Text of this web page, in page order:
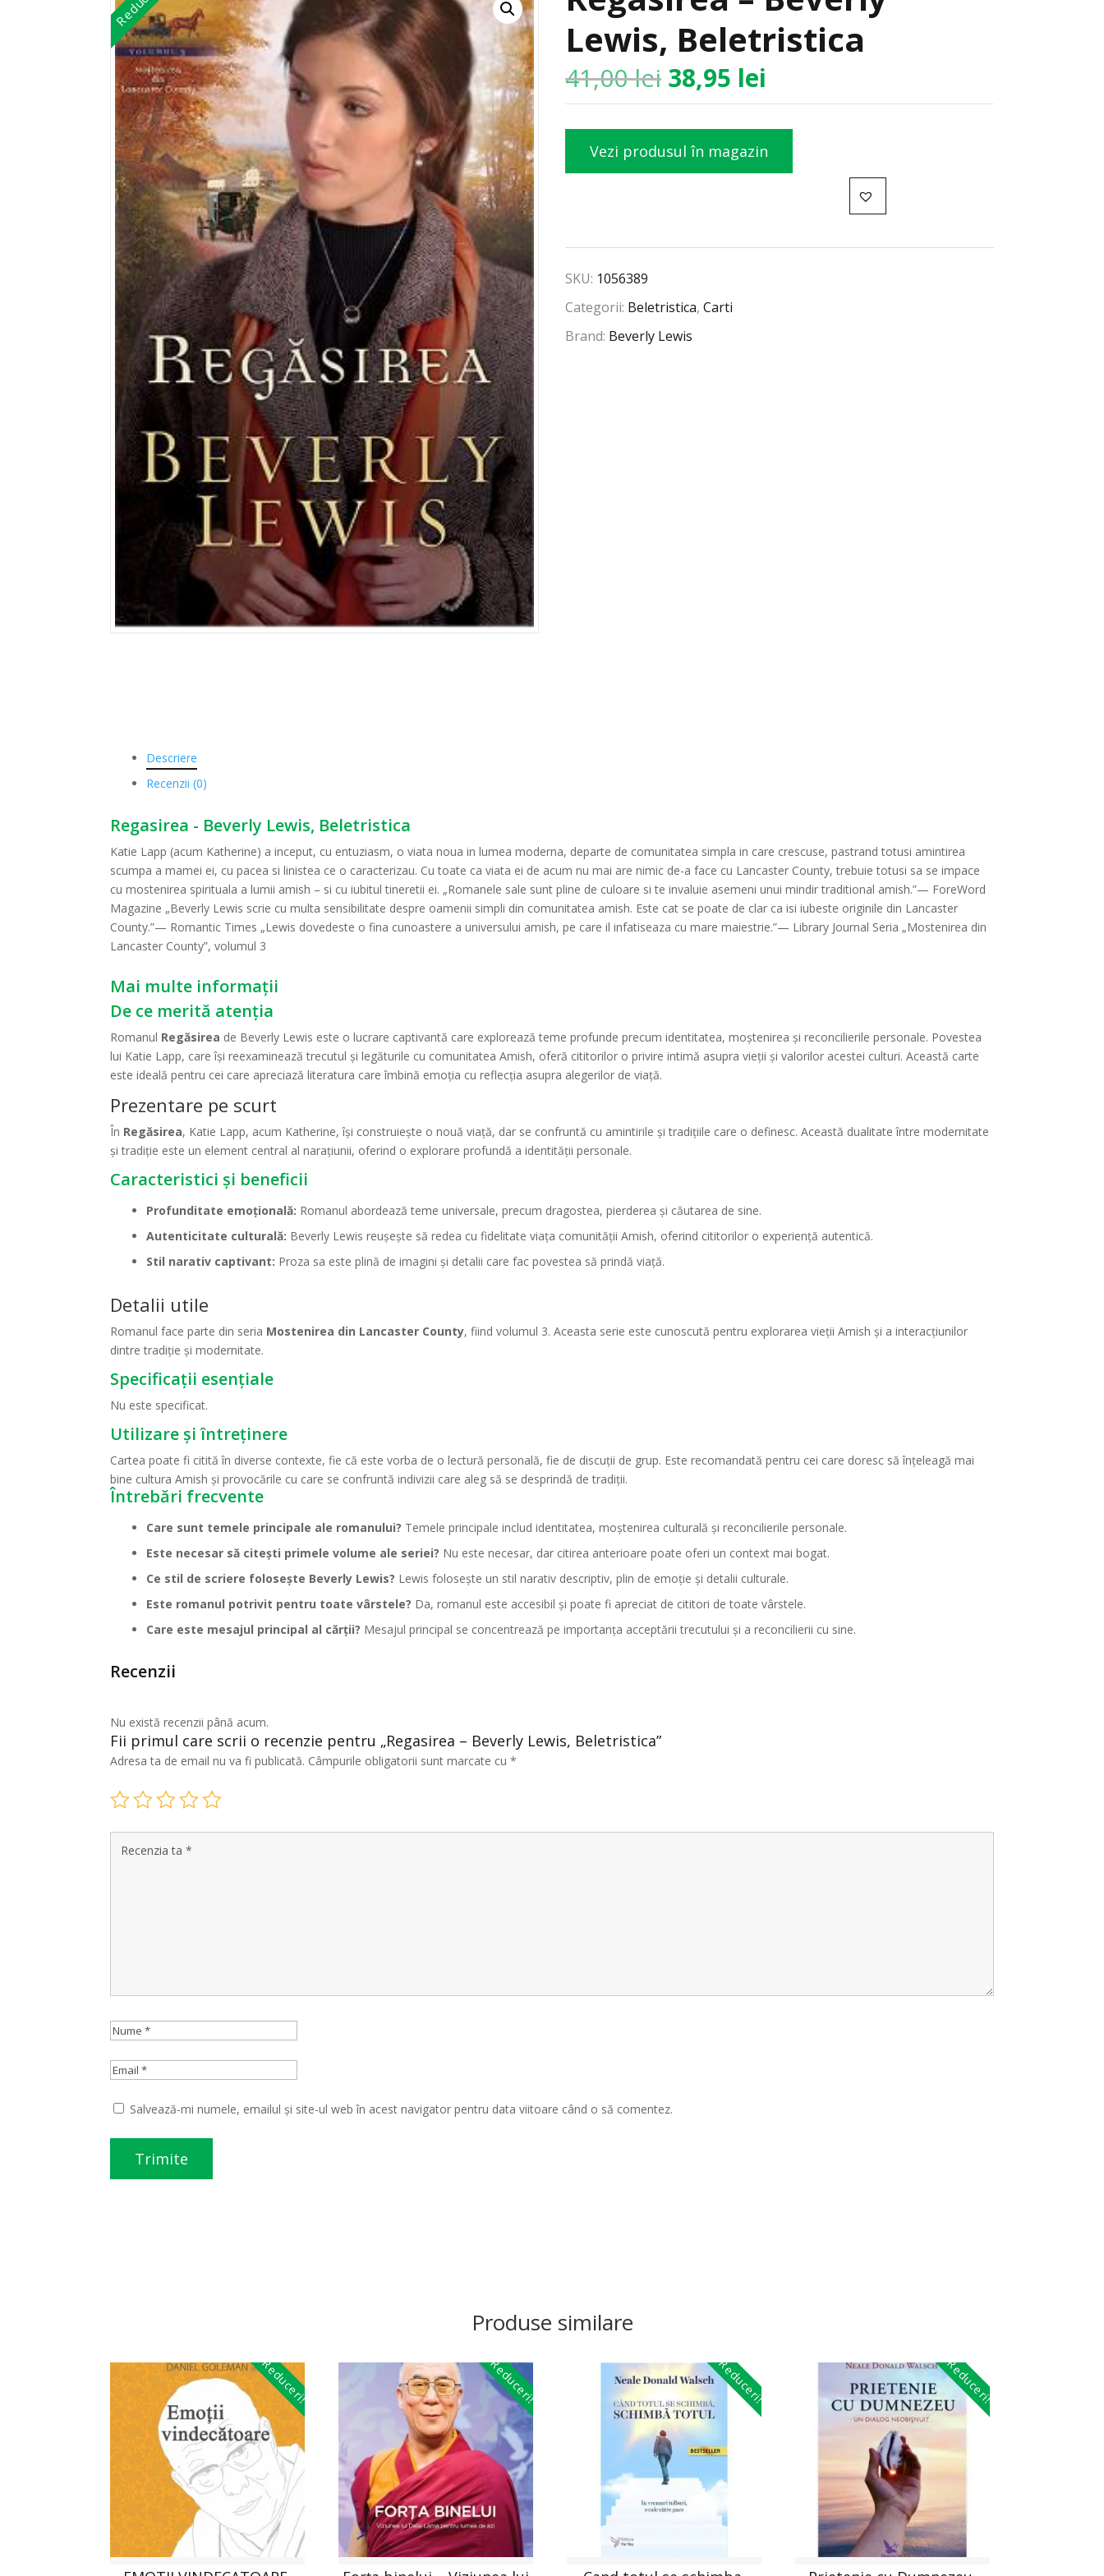
Lewis, Beletristica
41,00lei 38,95 lei
Vezi produsul în magazin
SKU: 1056389
Categorii: Beletristica,Carti
Brand: Beverly Lewis
Descriere
Recenzii (0)
Regasirea - Beverly Lewis, Beletristica
Katie Lapp (acum Katherine) a inceput, cu entuziasm, o viata noua in lumea moderna, departe de comunitatea simpla in care crescuse, pastrand totusi amintirea
scumpa a mamei ei, cu pacea si linistea ce o caracterizau. Cu toate ca viata ei de acum nu mai are nimic de-a face cu Lancaster County, trebuie totusi sa se impace
cu mostenirea spirituala a lumii amish – si cu iubitul tineretii ei. „Romanele sale sunt pline de culoare si te invaluie asemeni unui mindir traditional amish.”— ForeWord
Magazine „Beverly Lewis scrie cu multa sensibilitate despre oamenii simpli din comunitatea amish. Este cat se poate de clar ca isi iubeste originile din Lancaster
County.”— Romantic Times „Lewis dovedeste o fina cunoastere a universului amish, pe care il infatiseaza cu mare maiestrie.”— Library Journal Seria „Mostenirea din
Lancaster County”, volumul 3
Mai multe informații
De ce merită atenția
Romanul Regăsirea de Beverly Lewis este o lucrare captivantă care explorează teme profunde precum identitatea, moștenirea și reconcilierile personale. Povestea
lui Katie Lapp, care își reexaminează trecutul și legăturile cu comunitatea Amish, oferă cititorilor o privire intimă asupra vieții și valorilor acestei culturi. Această carte
este ideală pentru cei care apreciază literatura care îmbină emoția cu reflecția asupra alegerilor de viață.
Prezentare pe scurt
În Regăsirea, Katie Lapp, acum Katherine, își construiește o nouă viață, dar se confruntă cu amintirile și tradițiile care o definesc. Această dualitate între modernitate
și tradiție este un element central al narațiunii, oferind o explorare profundă a identității personale.
Caracteristici și beneficii
Profunditate emoțională: Romanul abordează teme universale, precum dragostea, pierderea și căutarea de sine.
Autenticitate culturală: Beverly Lewis reușește să redea cu fidelitate viața comunității Amish, oferind cititorilor o experiență autentică.
Stil narativ captivant: Proza sa este plină de imagini și detalii care fac povestea să prindă viață.
Detalii utile
Romanul face parte din seria Mostenirea din Lancaster County, fiind volumul 3. Aceasta serie este cunoscută pentru explorarea vieții Amish și a interacțiunilor
dintre tradiție și modernitate.
Specificații esențiale
Nu este specificat.
Utilizare și întreținere
Cartea poate fi citită în diverse contexte, fie că este vorba de o lectură personală, fie de discuții de grup. Este recomandată pentru cei care doresc să înțeleagă mai
bine cultura Amish și provocările cu care se confruntă indivizii care aleg să se desprindă de tradiții.
Întrebări frecvente
Care sunt temele principale ale romanului? Temele principale includ identitatea, moștenirea culturală și reconcilierile personale.
Este necesar să citești primele volume ale seriei? Nu este necesar, dar citirea anterioare poate oferi un context mai bogat.
Ce stil de scriere folosește Beverly Lewis? Lewis folosește un stil narativ descriptiv, plin de emoție și detalii culturale.
Este romanul potrivit pentru toate vârstele? Da, romanul este accesibil și poate fi apreciat de cititori de toate vârstele.
Care este mesajul principal al cărții? Mesajul principal se concentrează pe importanța acceptării trecutului și a reconcilierii cu sine.
Recenzii
Nu există recenzii până acum.
Fii primul care scrii o recenzie pentru „Regasirea – Beverly Lewis, Beletristica”
Adresa ta de email nu va fi publicată. Câmpurile obligatorii sunt marcate cu*
Salvează-mi numele, emailul și site-ul web în acest navigator pentru data viitoare când o să comentez.
Produse similare
Reduceri! Reduceri! Reduceri! Reduceri!